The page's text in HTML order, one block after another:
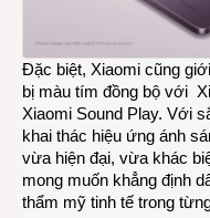
Đặc biệt, Xiaomi cũng
bị màu tím đồng bộ với
Xiaomi Sound Play. Với
khai thác hiệu ứng ánh
vừa hiện đại, vừa khác
mong muốn khẳng định
thẩm mỹ tinh tế trong